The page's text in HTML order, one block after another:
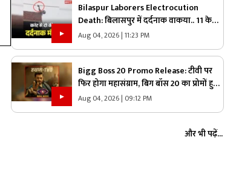
Bilaspur Laborers Electrocution
Death: बिलासपुर में दर्दनाक वाकया.. 11 केवी
हाईटेंशन लाइन की चपेट में आये दो मजदूर, मौके
पर ही तोड़ दिया दम, देखें वीडियो
Aug 04, 2026 | 11:23 PM
Bigg Boss 20 Promo Release: टीवी पर
फिर होगा महासंग्राम, बिग बॉस 20 का प्रोमों हुआ
रिलीज, इस दिन से शो का लुफ्त उठा पाएंगे
दर्शक
Aug 04, 2026 | 09:12 PM
और भी पढ़ें...